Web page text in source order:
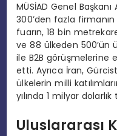
MÜSİAD Genel
300’den fazla firmanın
fuarın, 18 bin
ve 88 ülkeden 500’ün
ile B2B görüşmelerine
etti. Ayrıca İran,
ülkelerin milli
yılında 1 milyar
Uluslararası